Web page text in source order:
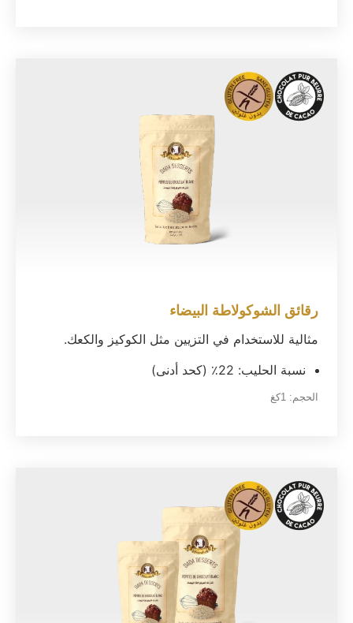
رقائق الشوكولاطة البيضاء
مثالية للاستخدام في التزيين مثل الكوكيز والكعك.
نسبة الحليب: 22٪ (كحد أدنى)
الحجم: 1كغ